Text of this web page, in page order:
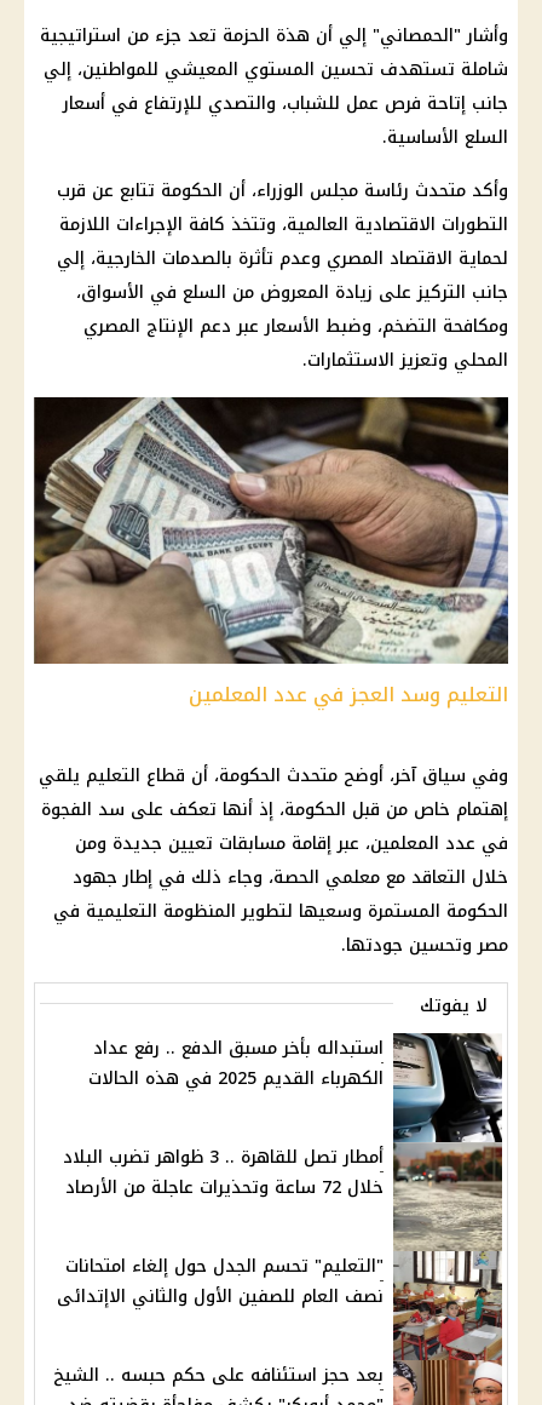
وأشار "الحمصاني" إلي أن هذة الحزمة تعد جزء من استراتيجية
شاملة تستهدف تحسين المستوي المعيشي للمواطنين، إلي
جانب إتاحة فرص عمل للشباب، والتصدي للإرتفاع في أسعار
السلع الأساسية.
وأكد متحدث رئاسة مجلس الوزراء، أن الحكومة تتابع عن قرب
التطورات الاقتصادية العالمية، وتتخذ كافة الإجراءات اللازمة
لحماية الاقتصاد المصري وعدم تأثرة بالصدمات الخارجية، إلي
جانب التركيز على زيادة المعروض من السلع في الأسواق،
ومكافحة التضخم، وضبط الأسعار عبر دعم الإنتاج المصري
المحلي وتعزيز الاستثمارات.
التعليم وسد العجز في عدد المعلمين
وفي سياق آخر، أوضح متحدث الحكومة، أن قطاع التعليم يلقي
إهتمام خاص من قبل الحكومة، إذ أنها تعكف على سد الفجوة
في عدد المعلمين، عبر إقامة مسابقات تعيين جديدة ومن
خلال التعاقد مع معلمي الحصة، وجاء ذلك في إطار جهود
الحكومة المستمرة وسعيها لتطوير المنظومة التعليمية في
مصر وتحسين جودتها.
لا يفوتك
استبداله بأخر مسبق الدفع .. رفع عداد
الكهرباء القديم 2025 في هذه الحالات
أمطار تصل للقاهرة .. 3 ظواهر تضرب البلاد
خلال 72 ساعة وتحذيرات عاجلة من الأرصاد
"التعليم" تحسم الجدل حول إلغاء امتحانات
نصف العام للصفين الأول والثاني الاإتدائى
بعد حجز استئنافه على حكم حبسه .. الشيخ